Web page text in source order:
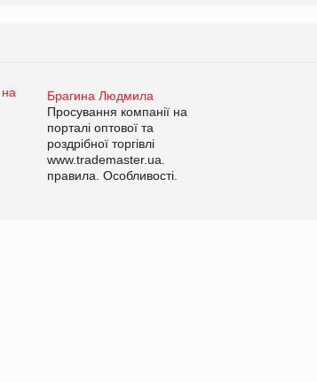
Брагина Людмила
Просування компанії на
порталі оптової та
роздрібної торгівлі
www.trademaster.ua.
правила. Особливості.